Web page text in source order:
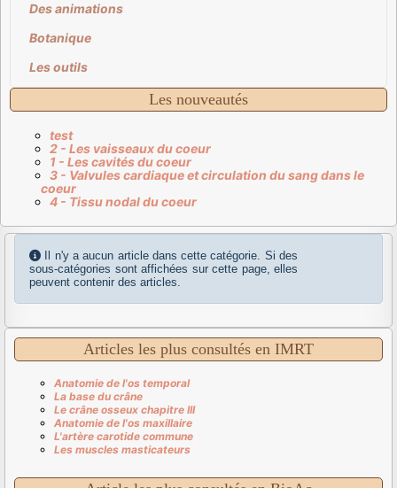
Des animations
Botanique
Les outils
Les nouveautés
test
2 - Les vaisseaux du coeur
1 - Les cavités du coeur
3 - Valvules cardiaque et circulation du sang dans le
coeur
4 - Tissu nodal du coeur
Info
Il n'y a aucun article dans cette catégorie. Si des
sous-catégories sont affichées sur cette page, elles
peuvent contenir des articles.
Articles les plus consultés en IMRT
Anatomie de l'os temporal
La base du crâne
Le crâne osseux chapitre III
Anatomie de l'os maxillaire
L'artère carotide commune
Les muscles masticateurs